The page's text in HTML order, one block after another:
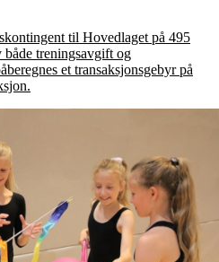
til Hovedlaget på 495
både treningsavgift og
et transaksjonsgebyr på